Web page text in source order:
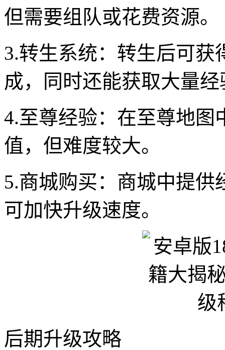
但需要组队或花费资源。
3.转生系统：转生后可获
成，同时还能获取大量
4.至尊经验：在至尊地图
值，但难度较大。
5.商城购买：商城中提
可加快升级速度。
后期升级攻略